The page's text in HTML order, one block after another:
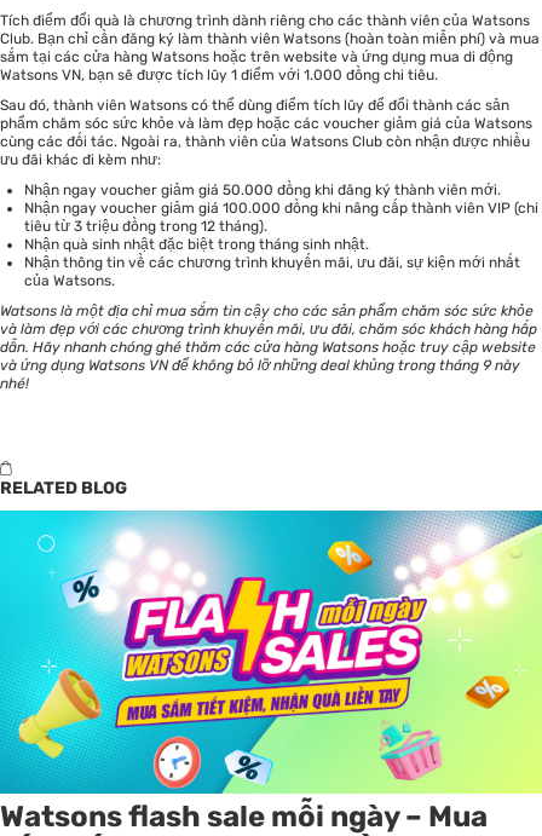
Tích điểm đổi quà là chương trình dành riêng cho các thành viên của Watsons
Club. Bạn chỉ cần đăng ký làm thành viên Watsons (hoàn toàn miễn phí) và mua
sắm tại các cửa hàng Watsons hoặc trên website và ứng dụng mua di động
Watsons VN, bạn sẽ được tích lũy 1 điểm với 1.000 đồng chi tiêu.
Sau đó, thành viên Watsons có thể dùng điểm tích lũy để đổi thành các sản
phẩm chăm sóc sức khỏe và làm đẹp hoặc các voucher giảm giá của Watsons
cùng các đối tác. Ngoài ra, thành viên của Watsons Club còn nhận được nhiều
ưu đãi khác đi kèm như:
Nhận ngay voucher giảm giá 50.000 đồng khi đăng ký thành viên mới.
Nhận ngay voucher giảm giá 100.000 đồng khi nâng cấp thành viên VIP (chi
tiêu từ 3 triệu đồng trong 12 tháng).
Nhận quà sinh nhật đặc biệt trong tháng sinh nhật.
Nhận thông tin về các chương trình khuyến mãi, ưu đãi, sự kiện mới nhất
của Watsons.
Watsons là một địa chỉ mua sắm tin cậy cho các sản phẩm chăm sóc sức khỏe
và làm đẹp với các chương trình khuyến mãi, ưu đãi, chăm sóc khách hàng hấp
dẫn. Hãy nhanh chóng ghé thăm các cửa hàng Watsons hoặc truy cập website
và ứng dụng Watsons VN để không bỏ lỡ những deal khủng trong tháng 9 này
nhé!
RELATED BLOG
Watsons flash sale mỗi ngày – Mua